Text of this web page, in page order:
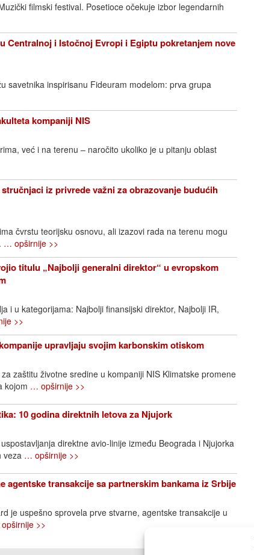
filmski festival. Posetioce očekuje izbor legendarnih
Centralnoj i Istočnoj Evropi i Egiptu pokretanjem nove
savetnika inspirisanu Fideuram modelom: prva grupa
kompaniji NIS
već i na terenu – naročito ukoliko je u pitanju oblast
iz privrede važni za obrazovanje budućih
čvrstu teorijsku osnovu, ali izazovi rada na terenu mogu
… opširnije >>
titulu „Najbolji generalni direktor“ u evropskom
i u kategorijama: Najbolji finansijski direktor, Najbolji IR,
>>
upravljaju svojim karbonskim otiskom
zaštitu životne sredine u kompaniji NIS Klimatske promene
kojom … opširnije >>
10 godina direktnih letova za Njujork
direktne avio-linije između Beograda i Njujorka
veza … opširnije >>
agentske transakcije sa partnerskim bankama iz Srbije
je uspešno sprovela prve stvarne, agentske transakcije u
>>